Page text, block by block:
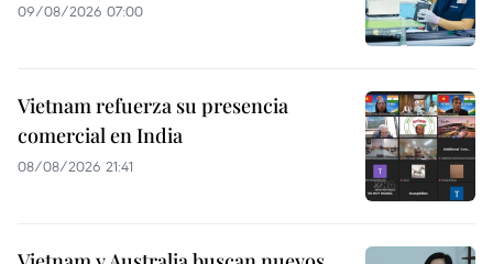
09/08/2026 07:00
Vietnam refuerza su presencia
comercial en India
08/08/2026 21:41